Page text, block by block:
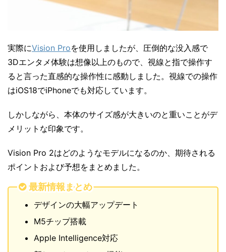
実際にVision Proを使用しましたが、圧倒的な没入感で
3Dエンタメ体験は想像以上のもので、視線と指で操作す
ると言った直感的な操作性に感動しました。視線での操作
はiOS18でiPhoneでも対応しています。
しかしながら、本体のサイズ感が大きいのと重いことがデ
メリットな印象です。
Vision Pro 2はどのようなモデルになるのか、期待される
ポイントおよび予想をまとめました。
最新情報まとめ
デザインの大幅アップデート
M5チップ搭載
Apple Intelligence対応